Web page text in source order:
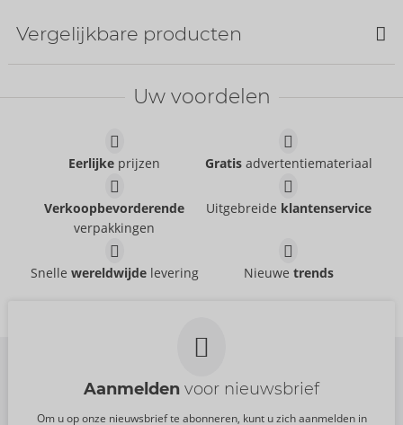
49,95 €
Pants
Svenjoyment- ORION Brand
Svenjoyment- ORION Brand
44,95 €
Vergelijkbare producten
Thong Shirt
Uw voordelen
Eerlijke prijzen Gratisadvertentiemateriaal
Verkoopbevorderende
verpakkingen
Uitgebreide klantenservice
Snelle wereldwijdelevering Nieuwe trends
Aanmelden voor nieuwsbrief
Om u op onze nieuwsbrief te abonneren, kunt u zich aanmelden in